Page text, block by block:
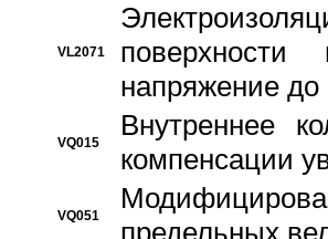
VL2071
поверхности
напряжение до
VQ015
Bнутреннее
компенсации
VQ051
предельных